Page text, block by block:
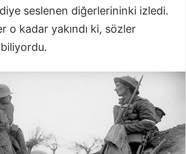
seslenen diğerlerininki izledi.
o kadar yakındı ki, sözler